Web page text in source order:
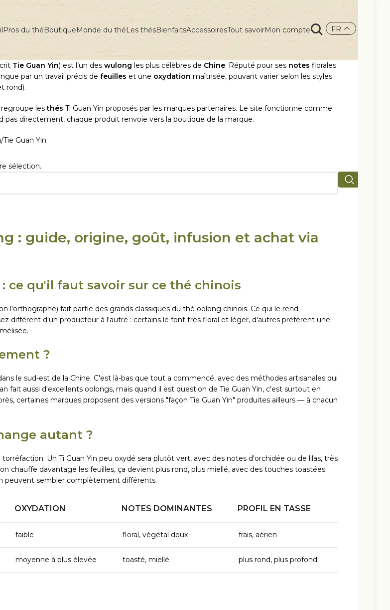
Pros du théBoutiqueMonde du théLes thésBienfaitsAccessoiresTout savoirMon compte FR
Tie Guan Yin) est l’un deswulong les plus célèbres de Chine. Réputé pour ses notes florales
par un travail précis de feuilles et une oxydation maîtrisée, pouvant varier selon les styles
rond).
lesthés Ti Guan Yin proposés par les marques partenaires. Le site fonctionne comme
pas directement, chaque produit renvoie vers la boutique de la marque.
Tie Guan Yin
sélection.
: guide, origine, goût, infusion et achat via
ce qu'il faut savoir sur ce thé chinois
l'orthographe) fait partie des grands classiques du thé oolong chinois. Ce qui le rend
différent d'un producteur à l'autre : certains le font très floral et léger, d'autres préfèrent une
?
le sud-est de la Chine. C'est là-bas que tout a commencé, avec des méthodes artisanales qui
fait aussi d'excellents oolongs, mais quand il est question de Tie Guan Yin, c'est surtout en
certaines marques proposent des versions "façon Tie Guan Yin" produites ailleurs — à chacun
autant ?
Un Ti Guan Yin peu oxydé sera plutôt vert, avec des notes d'orchidée ou de lilas, très
chauffe davantage les feuilles, ça devient plus rond, plus miellé, avec des touches toastées.
peuvent sembler complètement différents.
OXYDATION NOTES DOMINANTES PROFIL EN TASSE
faible floral, végétal doux frais, aérien
moyenne à plus élevée toasté, miellé plus rond, plus profond